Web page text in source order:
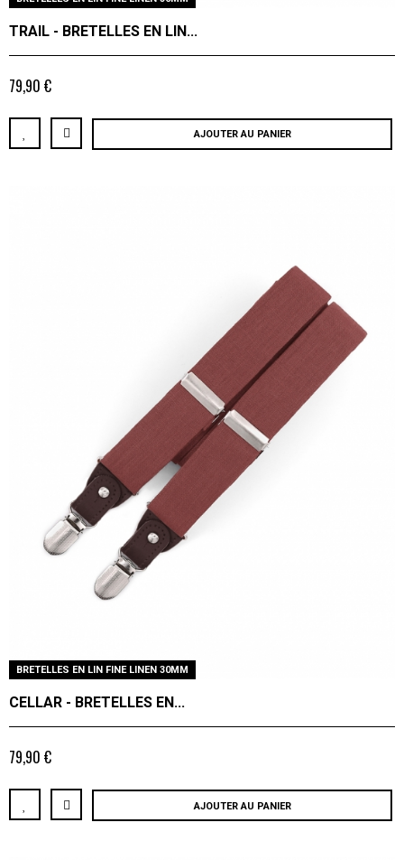
TRAIL - BRETELLES EN LIN...
79,90 €
AJOUTER AU PANIER
BRETELLES EN LIN FINE LINEN 30MM
CELLAR - BRETELLES EN...
79,90 €
AJOUTER AU PANIER